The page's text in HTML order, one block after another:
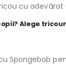
cu adevărat
Alege
Spongebob